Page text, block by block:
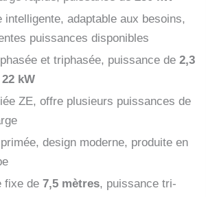
intelligente, adaptable aux besoins,
puissances disponibles
et triphasée, puissance de 2,3
kW
ZE, offre plusieurs puissances de
design moderne, produite en
fixe de 7,5 mètres, puissance tri-